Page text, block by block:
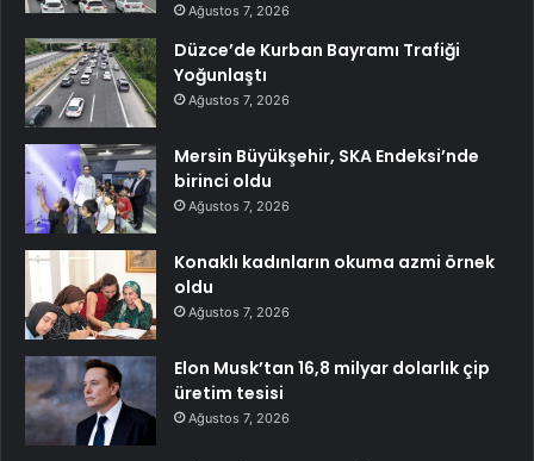
Ağustos 7, 2026
Düzce’de Kurban Bayramı Trafiği
Yoğunlaştı
Ağustos 7, 2026
Mersin Büyükşehir, SKA Endeksi’nde
birinci oldu
Ağustos 7, 2026
Konaklı kadınların okuma azmi örnek
oldu
Ağustos 7, 2026
Elon Musk’tan 16,8 milyar dolarlık çip
üretim tesisi
Ağustos 7, 2026